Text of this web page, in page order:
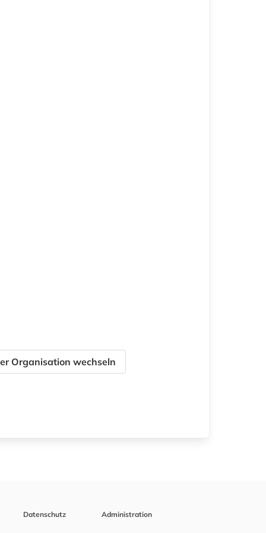
Organisation wechseln
Datenschutz Administration